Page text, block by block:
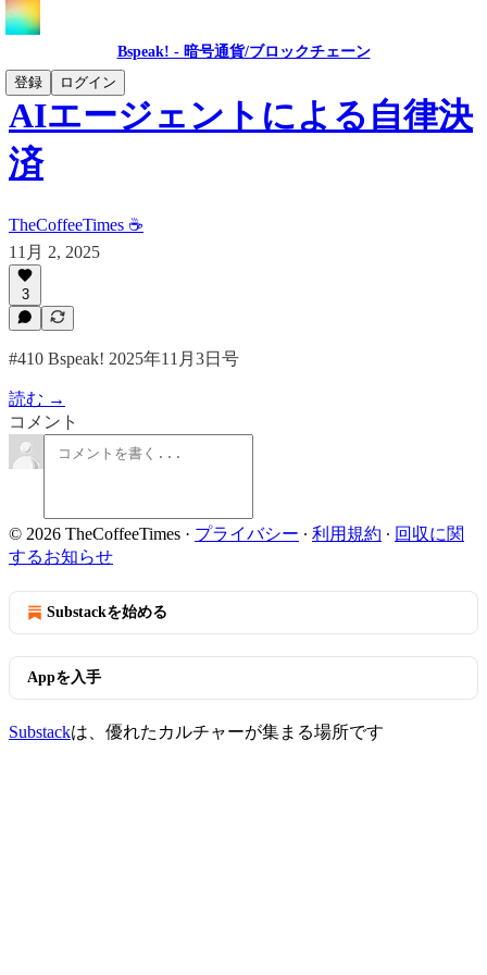
Bspeak! - 暗号通貨/ブロックチェーン
登録
ログイン
AIエージェントによる自律決
済
TheCoffeeTimes ☕
11月 2, 2025
3
#410 Bspeak! 2025年11月3日号
読む →
コメント
© 2026 TheCoffeeTimes · プライバシー ∙ 利用規約 ∙ 回収に関
するお知らせ
Substackを始める
Appを入手
Substackは、優れたカルチャーが集まる場所です